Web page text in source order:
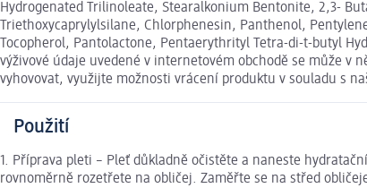
Hydrogenated Trilinoleate, Stearalkonium Bentonite, 2,3-
Triethoxycaprylylsilane, Chlorphenesin, Panthenol,
Tocopherol, Pantolactone, Pentaerythrityl Tetra-di-t-butyl
výživové údaje uvedené v internetovém obchodě se může v
vyhovovat, využijte možnosti vrácení produktu v souladu s
Použití
1. Příprava pleti – Pleť důkladně očistěte a naneste
rovnoměrně rozetřete na obličej. Zaměřte se na střed